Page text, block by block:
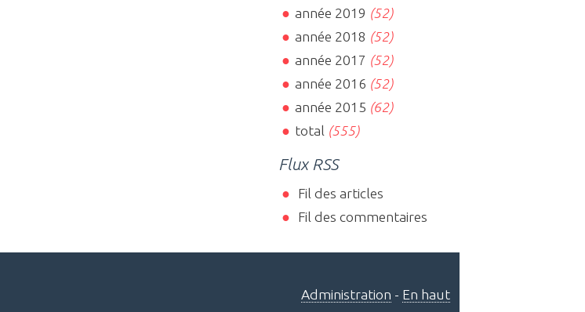
année 2019 (52)
année 2018 (52)
année 2017 (52)
année 2016 (52)
année 2015 (62)
total (555)
Flux RSS
Fil des articles
Fil des commentaires
Administration - En haut